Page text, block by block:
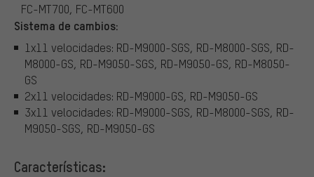
FC-MT700, FC-MT600
Sistema de cambios:
1x11 velocidades: RD-M9000-SGS, RD-M8000-SGS, RD-
M8000-GS, RD-M9050-SGS, RD-M9050-GS, RD-M8050-
GS
2x11 velocidades: RD-M9000-GS, RD-M9050-GS
3x11 velocidades: RD-M9000-SGS, RD-M8000-SGS, RD-
M9050-SGS, RD-M9050-GS
Características: